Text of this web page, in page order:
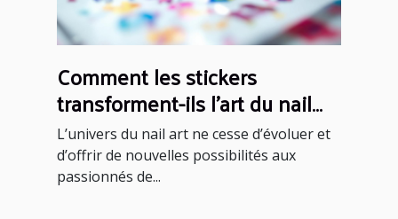
Comment les stickers
transforment-ils l'art du nail
art ?
L’univers du nail art ne cesse d’évoluer et
d’offrir de nouvelles possibilités aux
passionnés de...